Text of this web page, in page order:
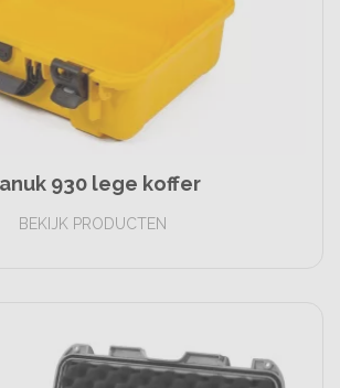
930 lege koffer
BEKIJK PRODUCTEN